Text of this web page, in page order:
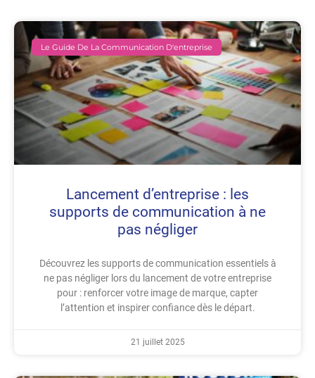
Le Guide De La Communication D'entreprise
Lancement d’entreprise : les
supports de communication à ne
pas négliger
Découvrez les supports de communication essentiels à
ne pas négliger lors du lancement de votre entreprise
pour : renforcer votre image de marque, capter
l’attention et inspirer confiance dès le départ.
21 juillet 2025